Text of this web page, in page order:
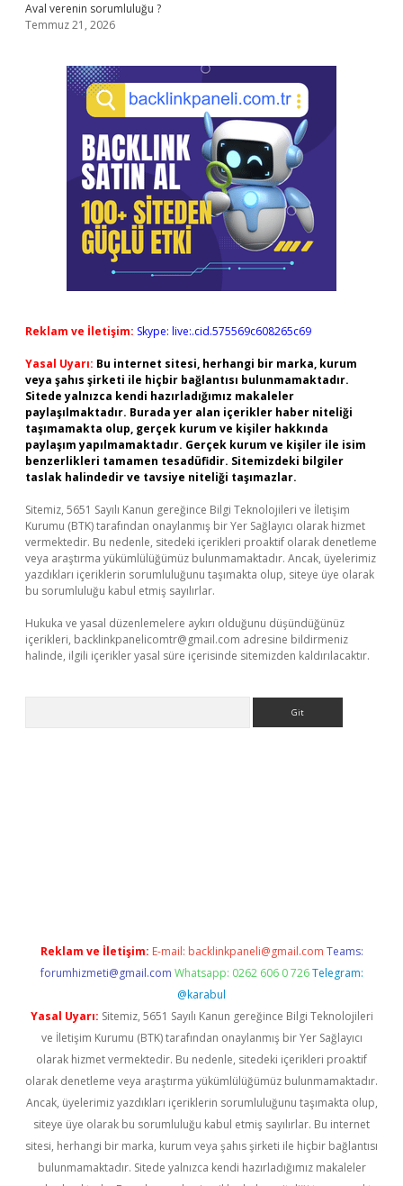
Aval verenin sorumluluğu ?
Temmuz 21, 2026
Reklam ve İletişim: Skype: live:.cid.575569c608265c69
Yasal Uyarı: Bu internet sitesi, herhangi bir marka, kurum
veya şahıs şirketi ile hiçbir bağlantısı bulunmamaktadır.
Sitede yalnızca kendi hazırladığımız makaleler
paylaşılmaktadır. Burada yer alan içerikler haber niteliği
taşımamakta olup, gerçek kurum ve kişiler hakkında
paylaşım yapılmamaktadır. Gerçek kurum ve kişiler ile isim
benzerlikleri tamamen tesadüfidir. Sitemizdeki bilgiler
taslak halindedir ve tavsiye niteliği taşımazlar.
Sitemiz, 5651 Sayılı Kanun gereğince Bilgi Teknolojileri ve İletişim
Kurumu (BTK) tarafından onaylanmış bir Yer Sağlayıcı olarak hizmet
vermektedir. Bu nedenle, sitedeki içerikleri proaktif olarak denetleme
veya araştırma yükümlülüğümüz bulunmamaktadır. Ancak, üyelerimiz
yazdıkları içeriklerin sorumluluğunu taşımakta olup, siteye üye olarak
bu sorumluluğu kabul etmiş sayılırlar.
Hukuka ve yasal düzenlemelere aykırı olduğunu düşündüğünüz
içerikleri, backlinkpanelicomtr@gmail.com adresine bildirmeniz
halinde, ilgili içerikler yasal süre içerisinde sitemizden kaldırılacaktır.
Reklam ve İletişim: E-mail: backlinkpaneli@gmail.com Teams:
forumhizmeti@gmail.com Whatsapp: 0262 606 0 726 Telegram:
@karabul
Yasal Uyarı: Sitemiz, 5651 Sayılı Kanun gereğince Bilgi Teknolojileri
ve İletişim Kurumu (BTK) tarafından onaylanmış bir Yer Sağlayıcı
olarak hizmet vermektedir. Bu nedenle, sitedeki içerikleri proaktif
olarak denetleme veya araştırma yükümlülüğümüz bulunmamaktadır.
Ancak, üyelerimiz yazdıkları içeriklerin sorumluluğunu taşımakta olup,
siteye üye olarak bu sorumluluğu kabul etmiş sayılırlar. Bu internet
sitesi, herhangi bir marka, kurum veya şahıs şirketi ile hiçbir bağlantısı
bulunmamaktadır. Sitede yalnızca kendi hazırladığımız makaleler